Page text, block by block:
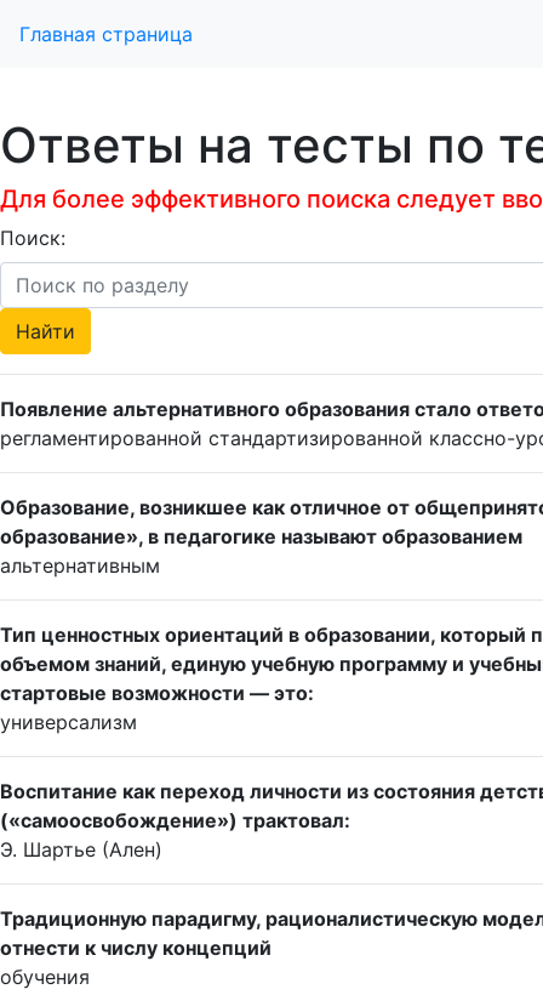
Главная страница
Ответы на тесты по
Для более эффективного поиска следует
Поиск:
Появление альтернативного образования стало
регламентированной стандартизированной классно-
Образование, возникшее как отличное от
образование», в педагогике называют образованием
альтернативным
Тип ценностных ориентаций в образовании,
объемом знаний, единую учебную программу и
стартовые возможности — это:
универсализм
Воспитание как переход личности из состояния
(«самоосвобождение») трактовал:
Э. Шартье (Ален)
Традиционную парадигму, рационалистическую
отнести к числу концепций
обучения